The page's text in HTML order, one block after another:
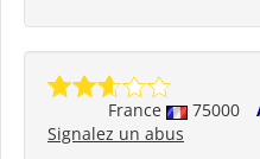
France 75000
Signalez un abus